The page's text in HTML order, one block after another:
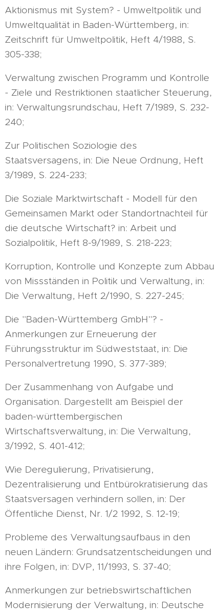
Aktionismus mit System? - Umweltpolitik und
Umweltqualität in Baden-Württemberg, in:
Zeitschrift für Umweltpolitik, Heft 4/1988, S.
305-338;
Verwaltung zwischen Programm und Kontrolle
- Ziele und Restriktionen staatlicher Steuerung,
in: Verwaltungsrundschau, Heft 7/1989, S. 232-
240;
Zur Politischen Soziologie des
Staatsversagens, in: Die Neue Ordnung, Heft
3/1989, S. 224-233;
Die Soziale Marktwirtschaft - Modell für den
Gemeinsamen Markt oder Standortnachteil für
die deutsche Wirtschaft? in: Arbeit und
Sozialpolitik, Heft 8-9/1989, S. 218-223;
Korruption, Kontrolle und Konzepte zum Abbau
von Missständen in Politik und Verwaltung, in:
Die Verwaltung, Heft 2/1990, S. 227-245;
Die "Baden-Württemberg GmbH"? -
Anmerkungen zur Erneuerung der
Führungsstruktur im Südweststaat, in: Die
Personalvertretung 1990, S. 377-389;
Der Zusammenhang von Aufgabe und
Organisation. Dargestellt am Beispiel der
baden-württembergischen
Wirtschaftsverwaltung, in: Die Verwaltung,
3/1992, S. 401-412;
Wie Deregulierung, Privatisierung,
Dezentralisierung und Entbürokratisierung das
Staatsversagen verhindern sollen, in: Der
Öffentliche Dienst, Nr. 1/2 1992, S. 12-19;
Probleme des Verwaltungsaufbaus in den
neuen Ländern: Grundsatzentscheidungen und
ihre Folgen, in: DVP, 11/1993, S. 37-40;
Anmerkungen zur betriebswirtschaftlichen
Modernisierung der Verwaltung, in: Deutsche